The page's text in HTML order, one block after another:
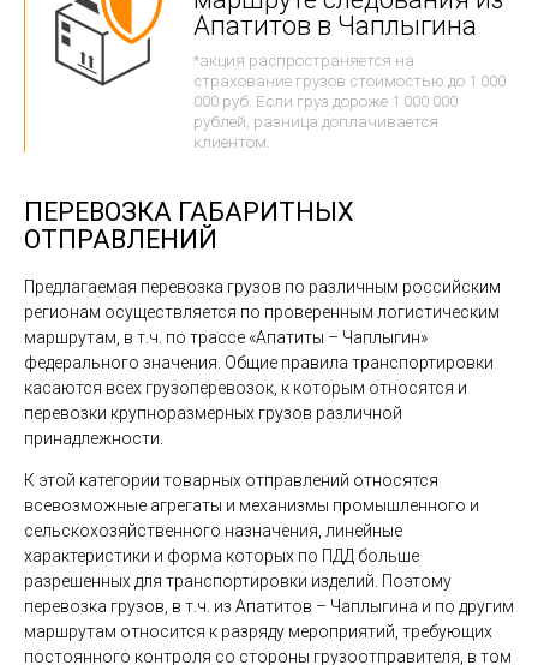
Апатитов в Чаплыгина
*акция распространяется на
страхование грузов стоимостью до 1 000
000 руб. Если груз дороже 1 000 000
рублей, разница доплачивается
клиентом.
ПЕРЕВОЗКА ГАБАРИТНЫХ
ОТПРАВЛЕНИЙ
Предлагаемая перевозка грузов по различным российским
регионам осуществляется по проверенным логистическим
маршрутам, в т.ч. по трассе «Апатиты – Чаплыгин»
федерального значения. Общие правила транспортировки
касаются всех грузоперевозок, к которым относятся и
перевозки крупноразмерных грузов различной
принадлежности.
К этой категории товарных отправлений относятся
всевозможные агрегаты и механизмы промышленного и
сельскохозяйственного назначения, линейные
характеристики и форма которых по ПДД больше
разрешенных для транспортировки изделий. Поэтому
перевозка грузов, в т.ч. из Апатитов – Чаплыгина и по другим
маршрутам относится к разряду мероприятий, требующих
постоянного контроля со стороны грузоотправителя, в том